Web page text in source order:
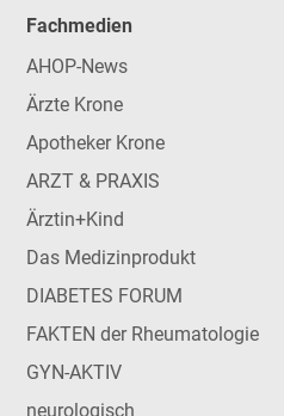
Fachmedien
AHOP-News
Ärzte Krone
Apotheker Krone
ARZT & PRAXIS
Ärztin+Kind
Das Medizinprodukt
DIABETES FORUM
FAKTEN der Rheumatologie
GYN-AKTIV
neurologisch